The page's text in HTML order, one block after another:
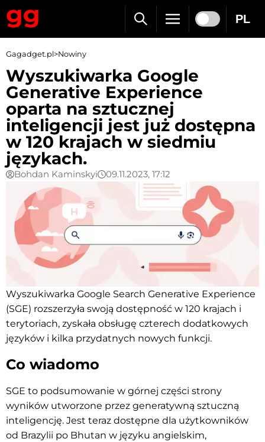
PL
Gagadget.pl>Nowiny
Wyszukiwarka Google
Generative Experience
oparta na sztucznej
inteligencji jest już dostępna
w 120 krajach w siedmiu
językach.
Bohdan Kaminskyi 09.11.2023, 17:12
Wyszukiwarka Google Search Generative Experience
(SGE) rozszerzyła swoją dostępność w 120 krajach i
terytoriach, zyskała obsługę czterech dodatkowych
języków i kilka przydatnych nowych funkcji.
Co wiadomo
SGE to podsumowanie w górnej części strony
wyników utworzone przez generatywną sztuczną
inteligencję. Jest teraz dostępne dla użytkowników
od Brazylii po Bhutan w języku angielskim,